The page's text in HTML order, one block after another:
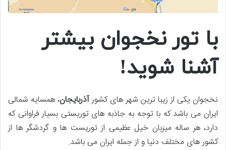
با تور نخجوان بیشتر
آشنا شوید!
نخجوان یکی از زیبا ترین شهر های کشورآذربایجان، همسایه شمالی
ایران می باشد که با توجه به جاذبه های توریستی بسیار فراوانی که
دارد، هر ساله میزبان خیل عظیمی از توریست ها و گردشگر ها از
کشور های مختلف دنیا و از جمله ایران می باشد.